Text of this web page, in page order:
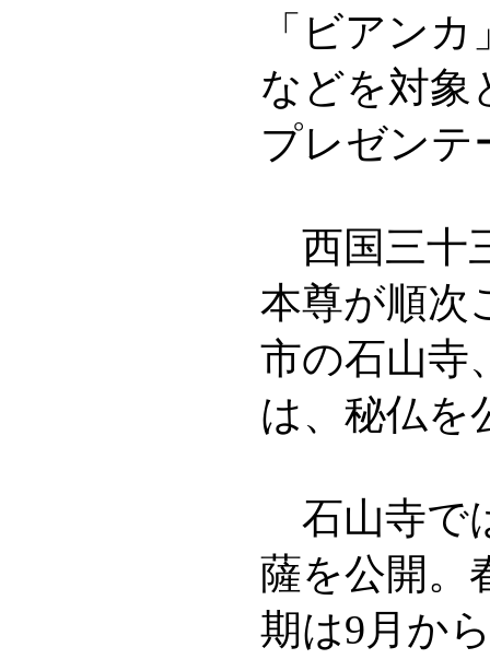
「ビアン
などを対象
プレゼンテ
西国三十
本尊が順次
市の石山寺
は、秘仏を
石山寺で
薩を公開。
期は9月か